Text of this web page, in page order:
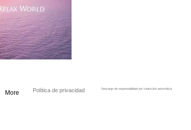
More Política de privacidad Descargo de responsabilidad por traducción automática